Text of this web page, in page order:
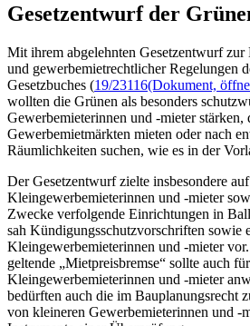
Gesetzentwurf der
Mit ihrem abgelehnten Gesetzentwurf
und gewerbemietrechtlicher Regelungen
Gesetzbuches (19/23116(Dokument,
wollten die Grünen als besonders
Gewerbemieterinnen und -mieter stärken,
Gewerbemietmärkten mieten oder nach
Räumlichkeiten suchen, wie es in der
Der Gesetzentwurf zielte insbesondere auf
Kleingewerbemieterinnen und -mieter
Zwecke verfolgende Einrichtungen in
sah Kündigungsschutzvorschriften sowie
Kleingewerbemieterinnen und -mieter
geltende „Mietpreisbremse“ sollte auch für
Kleingewerbemieterinnen und -mieter
bedürften auch die im Bauplanungsrecht
von kleineren Gewerbemieterinnen und -